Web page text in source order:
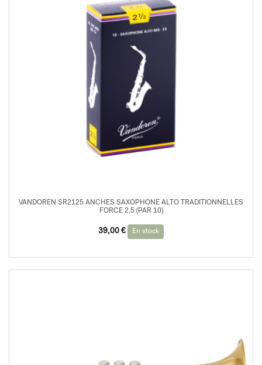
VANDOREN SR2125 ANCHES SAXOPHONE ALTO TRADITIONNELLES
FORCE 2,5 (PAR 10)
39,00 € En stock